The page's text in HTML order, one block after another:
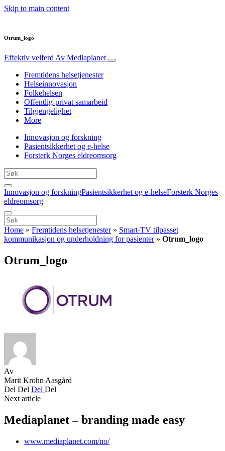
Skip to main content
Otrum_logo
Effektiv velferd Av Mediaplanet
Fremtidens helsetjenester
Helseinnovasjon
Folkehelsen
Offentlig-privat samarbeid
Tilgjengelighet
More
Innovasjon og forskning
Pasientsikkerhet og e-helse
Forsterk Norges eldreomsorg
Innovasjon og forskningPasientsikkerhet og e-helseForsterk Norges
eldreomsorg
Home » Fremtidens helsetjenester» Smart-TV tilpasset
kommunikasjon og underholdning for pasienter» Otrum_logo
Otrum_logo
Av
Marit Krohn Aasgård
Del Del Del Del
Next article
Mediaplanet – branding made easy
www.mediaplanet.com/no/